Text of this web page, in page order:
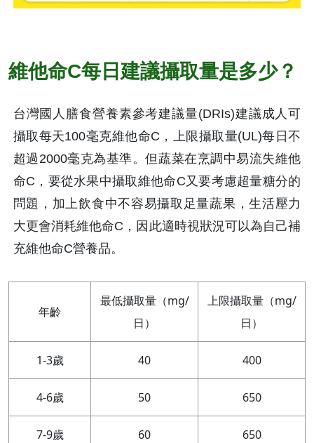
維他命C每日建議攝取量是多少？
台灣國人膳食營養素參考建議量(DRIs)建議成人可
攝取每天100毫克維他命C，上限攝取量(UL)每日不
超過2000毫克為基準。但蔬菜在烹調中易流失維他
命C，要從水果中攝取維他命C又要考慮超量糖分的
問題，加上飲食中不容易攝取足量蔬果，生活壓力
大更會消耗維他命C，因此適時視狀況可以為自己補
充維他命C營養品。
年齡
最低攝取量（mg/
日）
上限攝取量（mg/
日）
1-3歲 40 400
4-6歲 50 650
7-9歲 60 650